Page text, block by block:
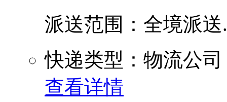
派送范围：全境派送
快递类型：物流公司
查看详情